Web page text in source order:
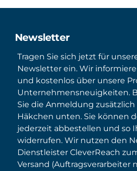
Newsletter
Tragen Sie sich jetzt für
Newsletter ein. Wir
und kostenlos über unsere
Unternehmensneuigkeiten.
Sie die Anmeldung
Häkchen unten. Sie können
jederzeit abbestellen und so
widerrufen. Wir nutzen den
Dienstleister CleverReach
Versand (Auftragsverarbeiter